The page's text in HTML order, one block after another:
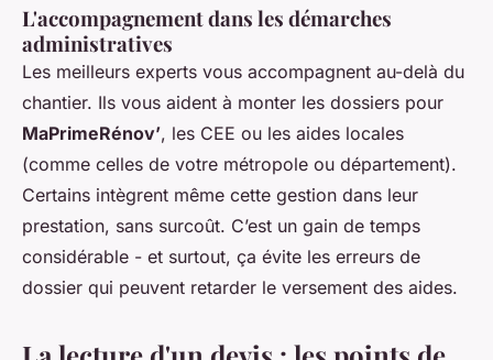
L'accompagnement dans les démarches
administratives
Les meilleurs experts vous accompagnent au-delà du
chantier. Ils vous aident à monter les dossiers pour
MaPrimeRénov’, les CEE ou les aides locales
(comme celles de votre métropole ou département).
Certains intègrent même cette gestion dans leur
prestation, sans surcoût. C’est un gain de temps
considérable - et surtout, ça évite les erreurs de
dossier qui peuvent retarder le versement des aides.